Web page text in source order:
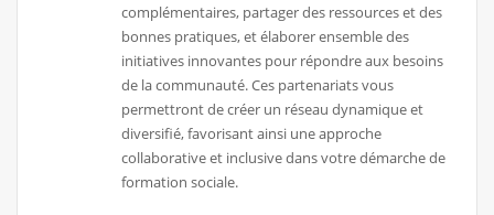
complémentaires, partager des ressources et des
bonnes pratiques, et élaborer ensemble des
initiatives innovantes pour répondre aux besoins
de la communauté. Ces partenariats vous
permettront de créer un réseau dynamique et
diversifié, favorisant ainsi une approche
collaborative et inclusive dans votre démarche de
formation sociale.